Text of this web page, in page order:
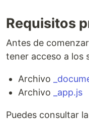
Requisitos
Antes de
tener acceso a los
Archivo
Archivo
_app.js
Puedes consultar la